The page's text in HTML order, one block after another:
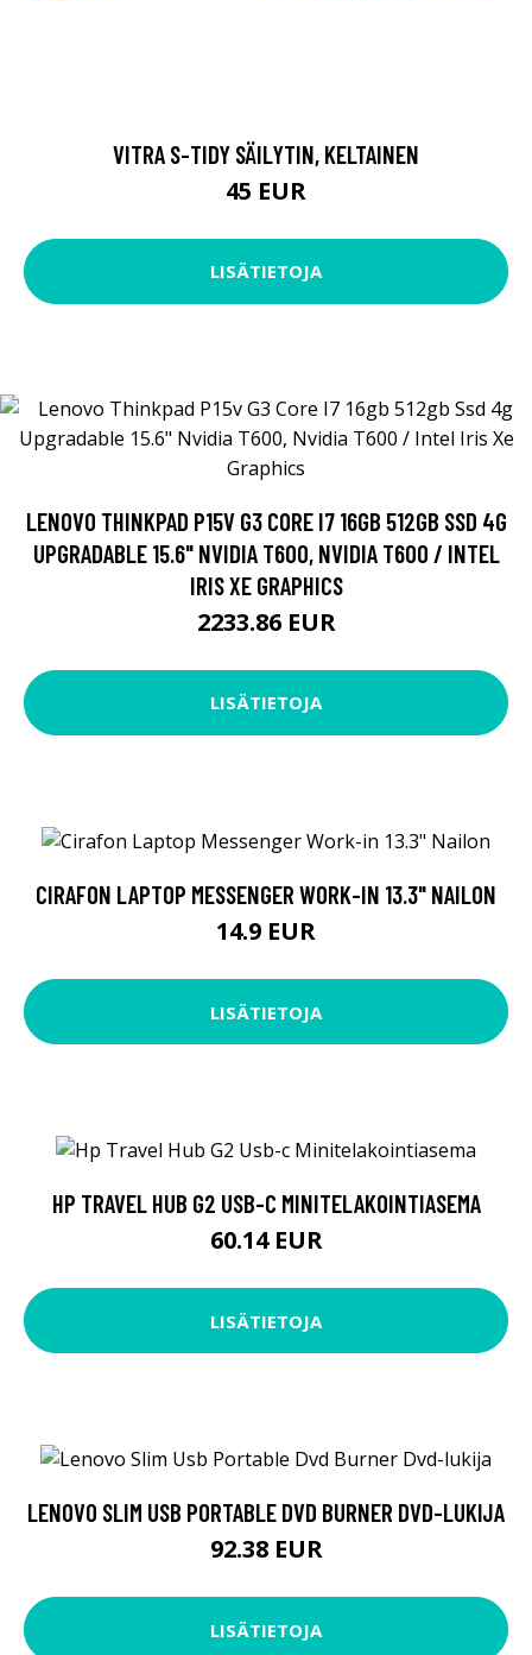
VITRA S-TIDY SÄILYTIN, KELTAINEN
45 EUR
LISÄTIETOJA
LENOVO THINKPAD P15V G3 CORE I7 16GB 512GB SSD 4G
UPGRADABLE 15.6" NVIDIA T600, NVIDIA T600 / INTEL
IRIS XE GRAPHICS
2233.86 EUR
LISÄTIETOJA
CIRAFON LAPTOP MESSENGER WORK-IN 13.3" NAILON
14.9 EUR
LISÄTIETOJA
HP TRAVEL HUB G2 USB-C MINITELAKOINTIASEMA
60.14 EUR
LISÄTIETOJA
LENOVO SLIM USB PORTABLE DVD BURNER DVD-LUKIJA
92.38 EUR
LISÄTIETOJA